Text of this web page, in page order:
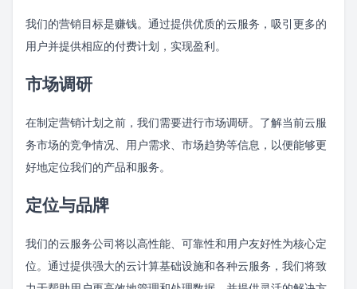
我们的营销目标是赚钱。通过提供优质的云服务，吸引更多的
用户并提供相应的付费计划，实现盈利。
市场调研
在制定营销计划之前，我们需要进行市场调研。了解当前云服
务市场的竞争情况、用户需求、市场趋势等信息，以便能够更
好地定位我们的产品和服务。
定位与品牌
我们的云服务公司将以高性能、可靠性和用户友好性为核心定
位。通过提供强大的云计算基础设施和各种云服务，我们将致